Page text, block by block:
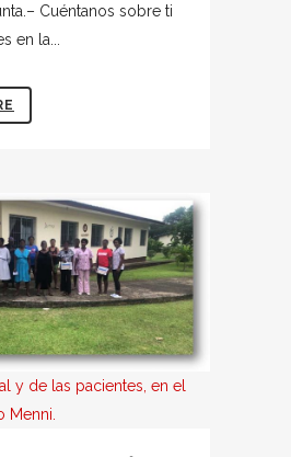
Cuéntanos sobre ti
en la...
y de las pacientes, en el
Menni.